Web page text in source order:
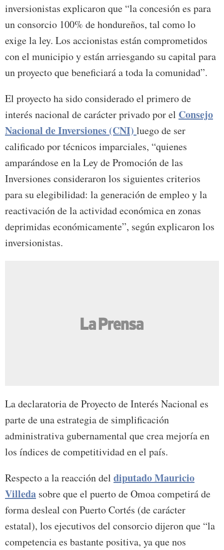
inversionistas explicaron que “la concesión es para
un consorcio 100% de hondureños, tal como lo
exige la ley. Los accionistas están comprometidos
con el municipio y están arriesgando su capital para
un proyecto que beneficiará a toda la comunidad”.
El proyecto ha sido considerado el primero de
interés nacional de carácter privado por el Consejo
Nacional de Inversiones (CNI) luego de ser
calificado por técnicos imparciales, “quienes
amparándose en la Ley de Promoción de las
Inversiones consideraron los siguientes criterios
para su elegibilidad: la generación de empleo y la
reactivación de la actividad económica en zonas
deprimidas económicamente”, según explicaron los
inversionistas.
La declaratoria de Proyecto de Interés Nacional es
parte de una estrategia de simplificación
administrativa gubernamental que crea mejoría en
los índices de competitividad en el país.
Respecto a la reacción del diputado Mauricio
Villeda sobre que el puerto de Omoa competirá de
forma desleal con Puerto Cortés (de carácter
estatal), los ejecutivos del consorcio dijeron que “la
competencia es bastante positiva, ya que nos